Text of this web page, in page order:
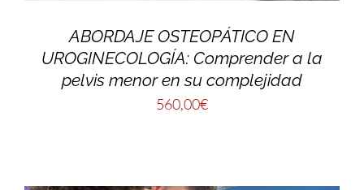
ABORDAJE OSTEOPÁTICO EN
UROGINECOLOGÍA: Comprender a la
pelvis menor en su complejidad
560,00€